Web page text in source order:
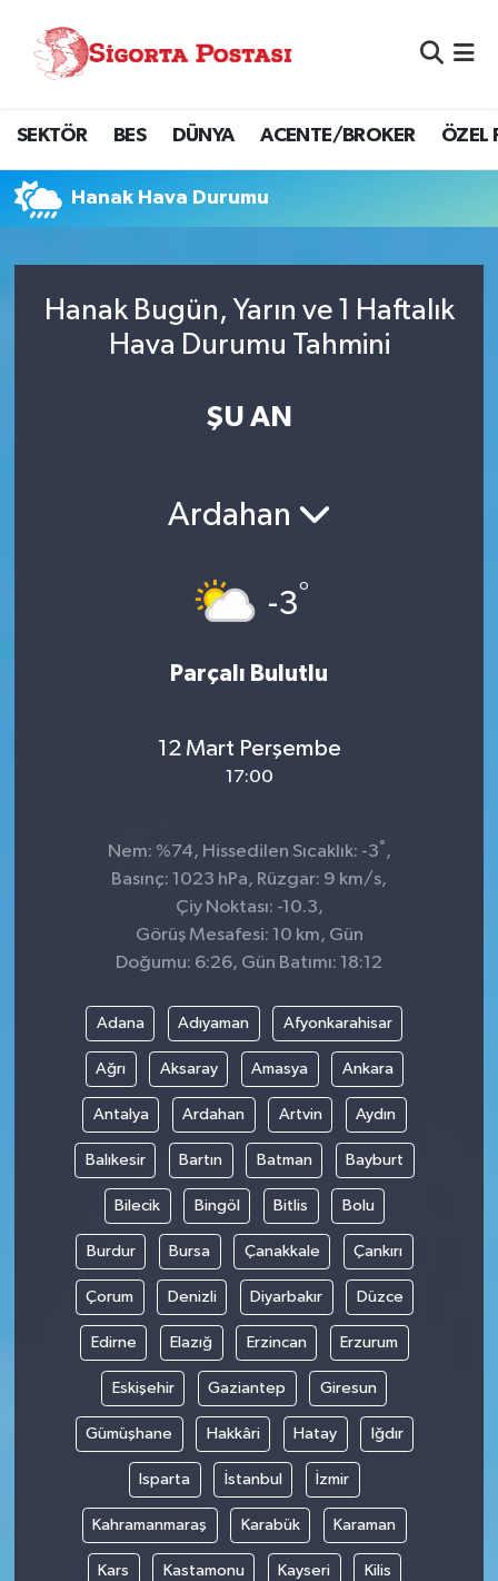
SEKTÖR BES DÜNYA ACENTE/BROKER ÖZEL
Hanak Hava Durumu
Hanak Bugün, Yarın ve 1 Haftalık
Hava Durumu Tahmini
ŞU AN
Ardahan
-3°
Parçalı Bulutlu
12 Mart Perşembe
17:00
Nem: %74, Hissedilen Sıcaklık: -3° ,
Basınç: 1023 hPa, Rüzgar: 9 km/s,
Çiy Noktası: -10.3,
Görüş Mesafesi: 10 km, Gün
Doğumu: 6:26, Gün Batımı: 18:12
Adana Adıyaman Afyonkarahisar
Ağrı Aksaray Amasya Ankara
Antalya Ardahan Artvin Aydın
Balıkesir Bartın Batman Bayburt
Bilecik Bingöl Bitlis Bolu
Burdur Bursa Çanakkale Çankırı
Çorum Denizli Diyarbakır Düzce
Edirne Elazığ Erzincan Erzurum
Eskişehir Gaziantep Giresun
Gümüşhane Hakkâri Hatay Iğdır
Isparta İstanbul İzmir
Kahramanmaraş Karabük Karaman
Kars Kastamonu Kayseri Kilis
Nöbetçi Eczaneler
Hava Durumu
Namaz Vakitleri
Süper Lig Puan Durumu ve Fikstür
Son Dakika Haberleri